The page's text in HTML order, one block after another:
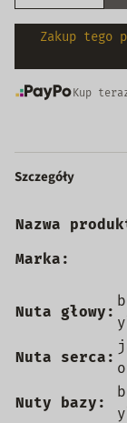
Zakup tego
Kup
Szczegóły
Nazwa
Marka:
Nuta głowy:
Nuta serca:
Nuty bazy: